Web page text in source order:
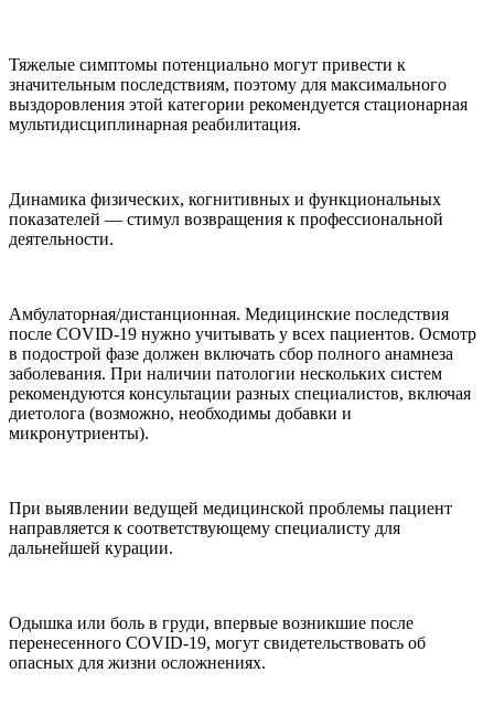
Тяжелые симптомы потенциально могут привести к
значительным последствиям, поэтому для максимального
выздоровления этой категории рекомендуется стационарная
мультидисциплинарная реабилитация.
Динамика физических, когнитивных и функциональных
показателей — стимул возвращения к профессиональной
деятельности.
Амбулаторная/дистанционная. Медицинские последствия
после COVID-19 нужно учитывать у всех пациентов. Осмотр
в подострой фазе должен включать сбор полного анамнеза
заболевания. При наличии патологии нескольких систем
рекомендуются консультации разных специалистов, включая
диетолога (возможно, необходимы добавки и
микронутриенты).
При выявлении ведущей медицинской проблемы пациент
направляется к соответствующему специалисту для
дальнейшей курации.
Одышка или боль в груди, впервые возникшие после
перенесенного COVID-19, могут свидетельствовать об
опасных для жизни осложнениях.